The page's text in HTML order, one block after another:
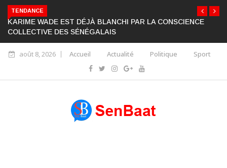
TENDANCE
KARIME WADE EST DÉJÀ BLANCHI PAR LA CONSCIENCE
COLLECTIVE DES SÉNÉGALAIS
août 8, 2026 Accueil Actualité Politique Sport